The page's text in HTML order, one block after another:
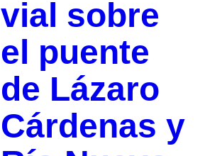
vial sobre
el puente
de Lázaro
Cárdenas y